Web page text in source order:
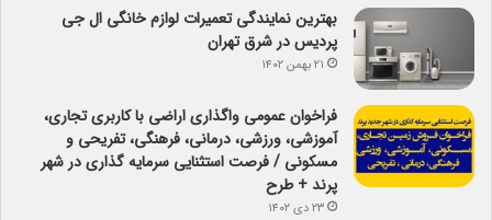
بهترین نمایندگی تعمیرات لوازم خانگی ال جی
پردیس در شرق تهران
۲۱ بهمن ۱۴۰۲
فراخوان عمومی واگذاری اراضی با کاربری تجاری،
آموزشی، ورزشی، درمانی، فرهنگی، تفریحی و
مسکونی / فرصت استثنایی سرمایه گذاری در شهر
پرند + طرح
۲۳ دی ۱۴۰۲